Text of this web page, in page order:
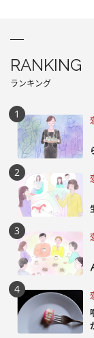
RANKING
ランキング